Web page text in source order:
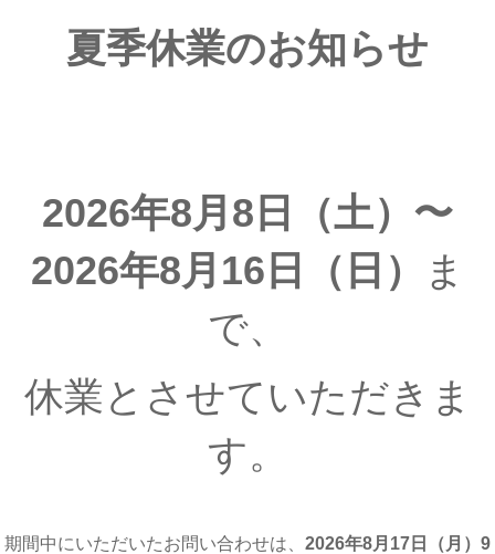
夏季休業のお知らせ
2026年8月8日（土）〜
2026年8月16日（日）
ま
で、
休業とさせていただきま
す。
期間中にいただいたお問い合わせは、 2026年8月17日（月 ）9